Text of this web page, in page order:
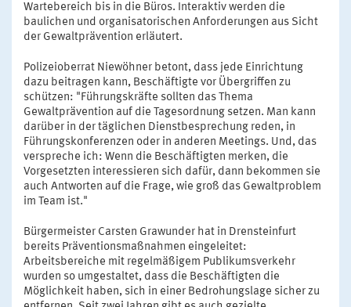
Wartebereich bis in die Büros. Interaktiv werden die
baulichen und organisatorischen Anforderungen aus Sicht
der Gewaltprävention erläutert.
Polizeioberrat Niewöhner betont, dass jede Einrichtung
dazu beitragen kann, Beschäftigte vor Übergriffen zu
schützen: "Führungskräfte sollten das Thema
Gewaltprävention auf die Tagesordnung setzen. Man kann
darüber in der täglichen Dienstbesprechung reden, in
Führungskonferenzen oder in anderen Meetings. Und, das
verspreche ich: Wenn die Beschäftigten merken, die
Vorgesetzten interessieren sich dafür, dann bekommen sie
auch Antworten auf die Frage, wie groß das Gewaltproblem
im Team ist."
Bürgermeister Carsten Grawunder hat in Drensteinfurt
bereits Präventionsmaßnahmen eingeleitet:
Arbeitsbereiche mit regelmäßigem Publikumsverkehr
wurden so umgestaltet, dass die Beschäftigten die
Möglichkeit haben, sich in einer Bedrohungslage sicher zu